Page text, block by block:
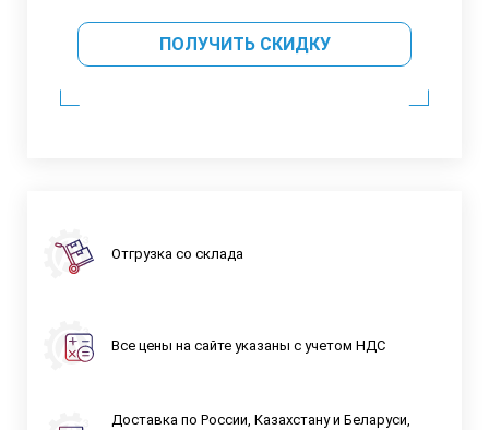
ПОЛУЧИТЬ СКИДКУ
Отгрузка со склада
Все цены на сайте указаны с учетом НДС
Доставка по России, Казахстану и Беларуси,